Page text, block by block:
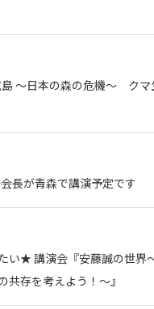
～日本の森の危機～ クマ
長が青森で講演予定です
い★ 講演会『安藤誠の世界
共存を考えよう！～』